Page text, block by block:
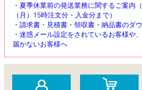
・夏季休業前の発送業務に関するご案内
（月）15時注文分・入金分まで）
・請求書・見積書・領収書・納品書のダ
・迷惑メール設定をされているお客様や
届かないお客様へ